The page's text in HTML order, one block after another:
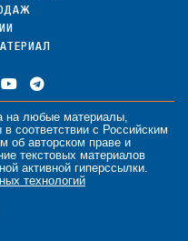
на любые материалы
соответствии с Российским
об авторском праве и
текстовых материалов
активной гиперссылки.
технологий